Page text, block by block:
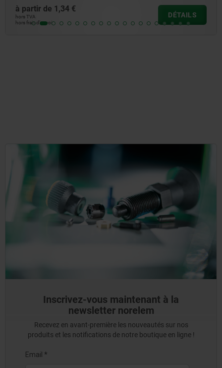
à partir de
hors frais d’envoi
Inscrivez-vous maintenant à la
newsletter norelem
Recevez en avant-première les nouveautés sur nos
produits et les notifications de notre boutique en ligne !